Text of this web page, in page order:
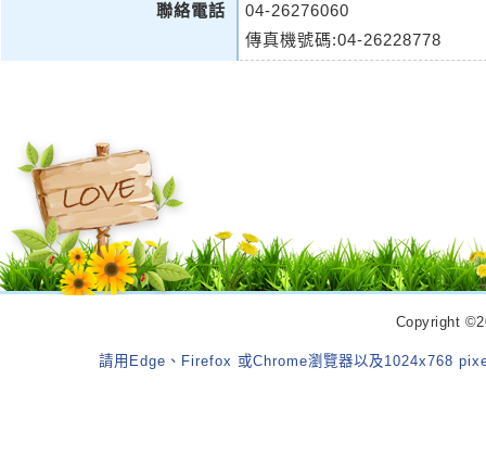
聯絡電話
04-26276060
傳真機號碼:04-26228778
Copyright
請用Edge、Firefox 或Chrome瀏覽器以及1024x768